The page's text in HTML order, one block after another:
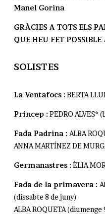
Manel Gorina
GRÀCIES A TOTS ELS
QUE HEU FET POSSIBLE
SOLISTES
La Ventafocs : BERTA
Príncep : PEDRO ALVES*
Fada Padrina : ALBA
ANNA MARTÍNEZ DE
Germanastres : ÈLIA
Fada de la primavera :
(dissabte 8 de juny)
ALBA ROQUETA (diumenge